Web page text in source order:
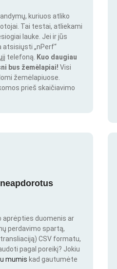
kuriuos atliko
Tai testai, atliekami
lauke. Jei ir jūs
„nPerf“
telefoną.
Kuo daugiau
bus žemėlapiai! Visi
žemėlapiuose.
prieš skaičiavimo
aprėpties duomenis ar
perdavimo spartą,
CSV formatu,
pagal poreikį? Jokiu
mumis kad gautumėte